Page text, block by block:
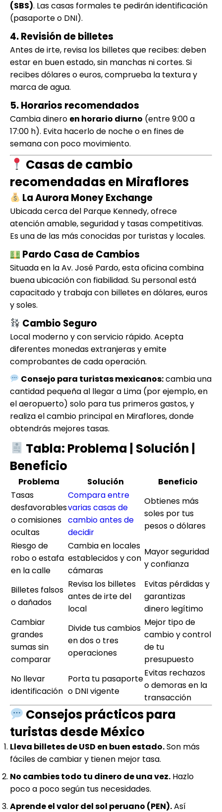
(SBS). Las casas formales te pedirán identificación
(pasaporte o DNI).
4. Revisión de billetes
Antes de irte, revisa los billetes que recibes: deben
estar en buen estado, sin manchas ni cortes. Si
recibes dólares o euros, comprueba la textura y
marca de agua.
5. Horarios recomendados
Cambia dinero en horario diurno (entre 9:00 a
17:00 h). Evita hacerlo de noche o en fines de
semana con poco movimiento.
Casas de cambio
recomendadas en Miraflores
La Aurora Money Exchange
Ubicada cerca del Parque Kennedy, ofrece
atención amable, seguridad y tasas competitivas.
Es una de las más conocidas por turistas y locales.
Pardo Casa de Cambios
Situada en la Av. José Pardo, esta oficina combina
buena ubicación con fiabilidad. Su personal está
capacitado y trabaja con billetes en dólares, euros
y soles.
Cambio Seguro
Local moderno y con servicio rápido. Acepta
diferentes monedas extranjeras y emite
comprobantes de cada operación.
Consejo para turistas mexicanos:cambia una
cantidad pequeña al llegar a Lima (por ejemplo, en
el aeropuerto) solo para tus primeros gastos, y
realiza el cambio principal en Miraflores, donde
obtendrás mejores tasas.
Tabla: Problema | Solución |
Beneficio
Problema Solución
Beneficio
Tasas
desfavorables
o comisiones
ocultas
Compara entre
varias casas de
cambio antes de
decidir
Obtienes más
soles por tus
pesos o dólares
Riesgo de
robo o estafa
en la calle
Cambia en locales
establecidos y con
cámaras
Mayor seguridad
y confianza
Billetes falsos
o dañados
Revisa los billetes
antes de irte del
local
Evitas pérdidas y
garantizas
dinero legítimo
Cambiar
grandes
sumas sin
comparar
Divide tus cambios
en dos o tres
operaciones
Mejor tipo de
cambio y control
de tu
presupuesto
No llevar
identificación
Porta tu pasaporte
o DNI vigente
Evitas rechazos
o demoras en la
transacción
Consejos prácticos para
turistas desde México
Lleva billetes de USD en buen estado.Son más
fáciles de cambiar y tienen mejor tasa.
No cambies todo tu dinero de una vez. Hazlo
poco a poco según tus necesidades.
Aprende el valor del sol peruano (PEN).Así